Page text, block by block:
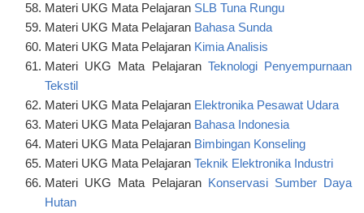
Materi UKG Mata Pelajaran SLB Tuna Rungu
Materi UKG Mata Pelajaran Bahasa Sunda
Materi UKG Mata Pelajaran Kimia Analisis
Materi UKG Mata Pelajaran Teknologi Penyempurnaan
Tekstil
Materi UKG Mata Pelajaran Elektronika Pesawat Udara
Materi UKG Mata Pelajaran Bahasa Indonesia
Materi UKG Mata Pelajaran Bimbingan Konseling
Materi UKG Mata Pelajaran Teknik Elektronika Industri
Materi UKG Mata Pelajaran Konservasi Sumber Daya
Hutan